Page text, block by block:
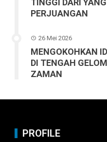
TINGGI DARI
PERJUANGAN
26 Mei 2026
MENGOKOHKAN
DI TENGAH
ZAMAN
PROFILE